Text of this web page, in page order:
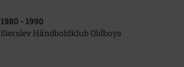
1980 - 1990
Sierslev Håndboldklub Oldboys